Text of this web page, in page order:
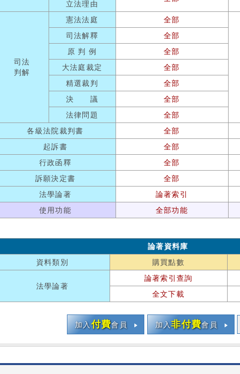
立法理由
司法
判解
憲法法庭 全部
司法解釋
全部
原 判 例
全部
大法庭裁定
全部
精選裁判
全部
決 議
全部
法律問題
全部
各級法院裁判書
全部
起訴書
全部
行政函釋
全部
訴願決定書
全部
法學論著
論著索引
使用功能
全部功能
論著資料庫
資料類別
購買點數
法學論著
論著索引查詢
全文下載
加入付費會員 加入非付費會員